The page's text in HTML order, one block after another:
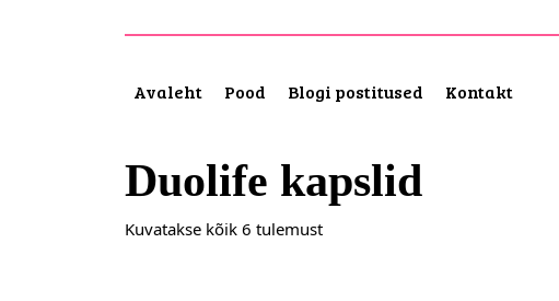
Avaleht Pood Blogi postitused Kontakt
Duolife kapslid
Kuvatakse kõik 6 tulemust